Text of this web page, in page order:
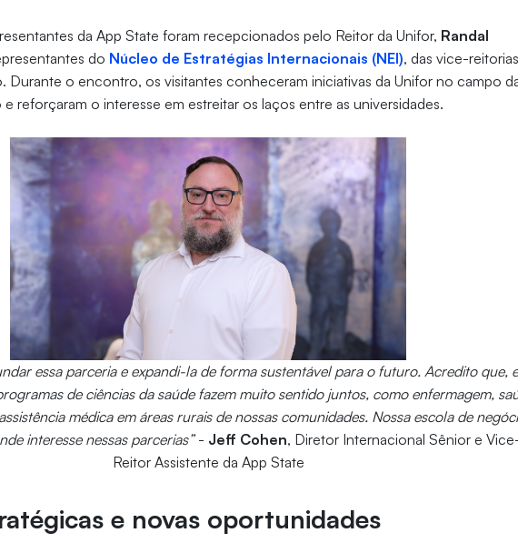
da App State foram recepcionados pelo Reitor da Unifor, Randal
do Núcleo de Estratégias Internacionais (NEI), das vice-
Durante o encontro, os visitantes conheceram iniciativas da Unifor no campo
reforçaram o interesse em estreitar os laços entre as universidades.
essa parceria e expandi-la de forma sustentável para o futuro. Acredito que,
de ciências da saúde fazem muito sentido juntos, como enfermagem,
médica em áreas rurais de nossas comunidades. Nossa escola de
interesse nessas parcerias”- Jeff Cohen, Diretor Internacional Sênior e
Reitor Assistente da App State
e novas oportunidades